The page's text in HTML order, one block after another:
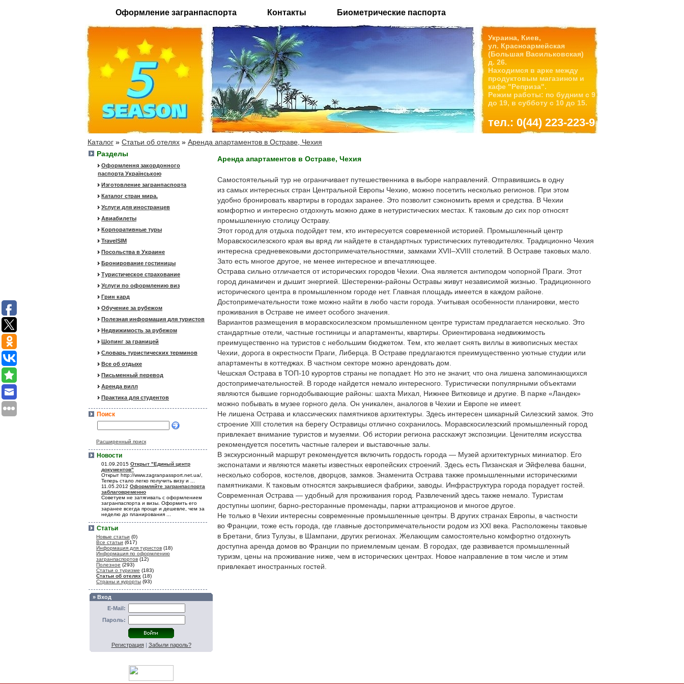
Оформление загранпаспорта Контакты Биометрические паспорта
Украина, Киев,
ул. Красноармейская
(Большая Васильковская)
д. 26.
Находимся в арке между
продуктовым магазином и
кафе "Реприза".
Режим работы: по будним с 9
до 19, в субботу с 10 до 15.
тел.: 0(44) 223-223-9
Каталог » Статьи об отелях » Аренда апартаментов в Остраве, Чехия
Разделы
Оформлення закордонного
паспорта Українською
Изготовление загранпаспорта
Каталог стран мира.
Услуги для иностранцев
Авиабилеты
Корпоративные туры
TravelSIM
Посольства в Украине
Бронирование гостиницы
Туристическое страхование
Услуги по оформлению виз
Грин кард
Обучение за рубежом
Полезная информация для туристов
Недвижимость за рубежом
Шопинг за границей
Словарь туристических терминов
Все об отдыхе
Письменный перевод
Аренда вилл
Практика для студентов
Поиск
Расширенный поиск
Новости
01.09.2015 Открыт "Единый центр
документов"
Открыт http://www.zagranpassport.net.ua/,
Теперь стало легко получить визу и ...
11.05.2012 Оформляйте загранпаспорта
заблаговременно
Советуем не затягивать с оформлением
загранпаспорта и визы. Оформить его
заранее всегда проще и дешевле, чем за
неделю до планирования ...
Статьи
Новые статьи (0)
Все статьи (617)
Информация для туристов (18)
Информация по оформлению
загранпаспортов (12)
Полезное (293)
Статьи о туризме (183)
Статьи об отелях (18)
Страны и курорты (93)
» Вход
E-Mail:
Пароль:
Регистрация| Забыли пароль?
Аренда апартаментов в Остраве, Чехия
Самостоятельный тур не ограничивает путешественника в выборе направлений. Отправившись в одну
из самых интересных стран Центральной Европы Чехию, можно посетить несколько регионов. При этом
удобно бронировать квартиры в городах заранее. Это позволит сэкономить время и средства. В Чехии
комфортно и интересно отдохнуть можно даже в нетуристических местах. К таковым до сих пор относят
промышленную столицу Остраву.
Этот город для отдыха подойдет тем, кто интересуется современной историей. Промышленный центр
Моравскосилезского края вы вряд ли найдете в стандартных туристических путеводителях. Традиционно Чехия
интересна средневековыми достопримечательностями, замками XVII–XVIII столетий. В Остраве таковых мало.
Зато есть многое другое, не менее интересное и впечатляющее.
Острава сильно отличается от исторических городов Чехии. Она является антиподом чопорной Праги. Этот
город динамичен и дышит энергией. Шестеренки-районы Остравы живут независимой жизнью. Традиционного
исторического центра в промышленном городе нет. Главная площадь имеется в каждом районе.
Достопримечательности тоже можно найти в любо части города. Учитывая особенности планировки, место
проживания в Остраве не имеет особого значения.
Вариантов размещения в моравскосилезском промышленном центре туристам предлагается несколько. Это
стандартные отели, частные гостиницы и апартаменты, квартиры. Ориентирована недвижимость
преимущественно на туристов с небольшим бюджетом. Тем, кто желает снять виллы в живописных местах
Чехии, дорога в окрестности Праги, Либерца. В Остраве предлагаются преимущественно уютные студии или
апартаменты в коттеджах. В частном секторе можно арендовать дом.
Чешская Острава в ТОП-10 курортов страны не попадает. Но это не значит, что она лишена запоминающихся
достопримечательностей. В городе найдется немало интересного. Туристически популярными объектами
являются бывшие горнодобывающие районы: шахта Михал, Нижнее Витковице и другие. В парке «Ландек»
можно побывать в музее горного дела. Он уникален, аналогов в Чехии и Европе не имеет.
Не лишена Острава и классических памятников архитектуры. Здесь интересен шикарный Силезский замок. Это
строение XIII столетия на берегу Остравицы отлично сохранилось. Моравскосилезский промышленный город
привлекает внимание туристов и музеями. Об истории региона расскажут экспозиции. Ценителям искусства
рекомендуется посетить частные галереи и выставочные залы.
В экскурсионный маршрут рекомендуется включить гордость города — Музей архитектурных миниатюр. Его
экспонатами и являются макеты известных европейских строений. Здесь есть Пизанская и Эйфелева башни,
несколько соборов, костелов, дворцов, замков. Знаменита Острава также промышленными историческими
памятниками. К таковым относятся закрывшиеся фабрики, заводы. Инфраструктура города порадует гостей.
Современная Острава — удобный для проживания город. Развлечений здесь также немало. Туристам
доступны шопинг, барно-ресторанные променады, парки аттракционов и многое другое.
Не только в Чехии интересны современные промышленные центры. В других странах Европы, в частности
во Франции, тоже есть города, где главные достопримечательности родом из XXI века. Расположены таковые
в Бретани, близ Тулузы, в Шампани, других регионах. Желающим самостоятельно комфортно отдохнуть
доступна аренда домов во Франции по приемлемым ценам. В городах, где развивается промышленный
туризм, цены на проживание ниже, чем в исторических центрах. Новое направление в том числе и этим
привлекает иностранных гостей.